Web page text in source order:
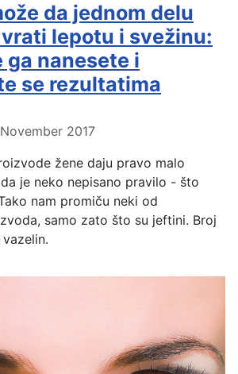
da jednom delu
lepotu i svežinu:
ga nanesete i
se rezultatima
2017
žene daju pravo malo
je neko nepisano pravilo - što
nam promiču neki od
samo zato što su jeftini. Broj